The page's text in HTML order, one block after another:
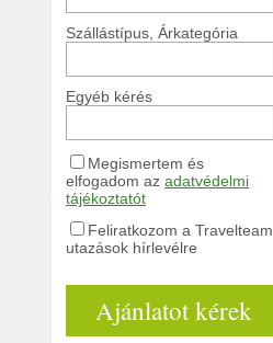
Szállástípus, Árkategória
Egyéb kérés
Megismertem és
elfogadom az adatvédelmi
tájékoztatót
Feliratkozom a Travelteam
utazások hírlevélre
Ajánlatot kérek